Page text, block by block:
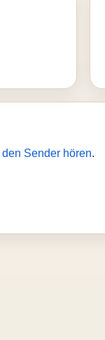
den Sender hören.